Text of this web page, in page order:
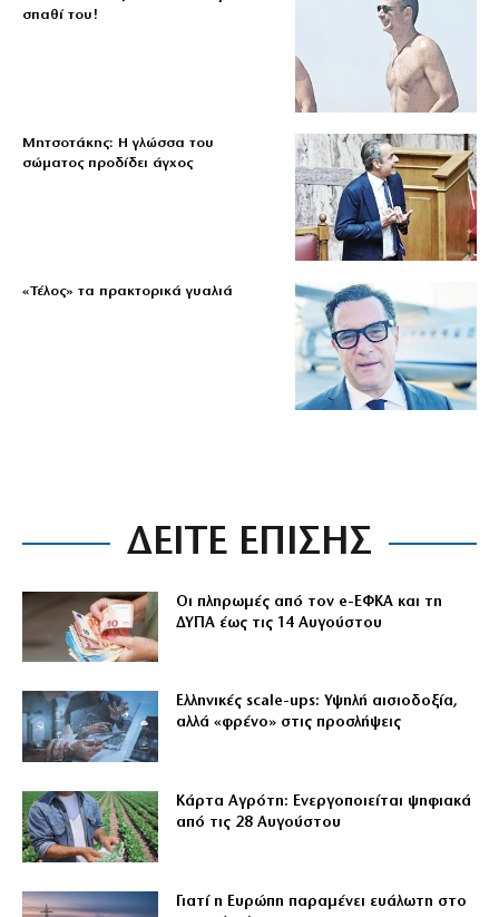
σπαθί του!
Μητσοτάκης: Η γλώσσα του
σώματος προδίδει άγχος
«Τέλος» τα πρακτορικά γυαλιά
ΔΕΙΤΕ ΕΠΙΣΗΣ
Οι πληρωμές από τον e-ΕΦΚΑ και τη
ΔΥΠΑ έως τις 14 Αυγούστου
Ελληνικές scale-ups: Υψηλή αισιοδοξία,
αλλά «φρένο» στις προσλήψεις
Κάρτα Αγρότη: Ενεργοποιείται ψηφιακά
από τις 28 Αυγούστου
Γιατί η Ευρώπη παραμένει ευάλωτη στο